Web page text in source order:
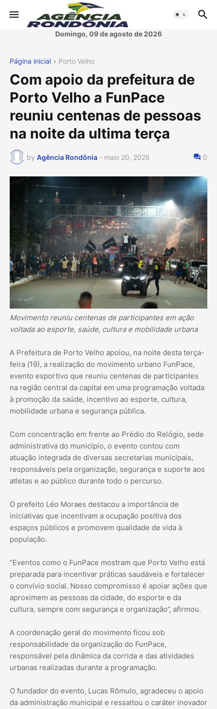
Domingo, 09 de agosto de 2026
Página inicial Porto Velho
Com apoio da prefeitura de
Porto Velho a FunPace
reuniu centenas de pessoas
na noite da ultima terça
by Agência Rondônia - maio 20, 2026 0
Movimento reuniu centenas de participantes em ação
voltada ao esporte, saúde, cultura e mobilidade urbana
A Prefeitura de Porto Velho apoiou, na noite desta terça-
feira (19), a realização do movimento urbano FunPace,
evento esportivo que reuniu centenas de participantes
na região central da capital em uma programação voltada
à promoção da saúde, incentivo ao esporte, cultura,
mobilidade urbana e segurança pública.
Com concentração em frente ao Prédio do Relógio, sede
administrativa do município, o evento contou com
atuação integrada de diversas secretarias municipais,
responsáveis pela organização, segurança e suporte aos
atletas e ao público durante todo o percurso.
O prefeito Léo Moraes destacou a importância de
iniciativas que incentivam a ocupação positiva dos
espaços públicos e promovem qualidade de vida à
população.
“Eventos como o FunPace mostram que Porto Velho está
preparada para incentivar práticas saudáveis e fortalecer
o convívio social. Nosso compromisso é apoiar ações que
aproximem as pessoas da cidade, do esporte e da
cultura, sempre com segurança e organização”, afirmou.
A coordenação geral do movimento ficou sob
responsabilidade da organização do FunPace,
responsável pela dinâmica da corrida e das atividades
urbanas realizadas durante a programação.
O fundador do evento, Lucas Rômulo, agradeceu o apoio
da administração municipal e ressaltou o caráter inovador